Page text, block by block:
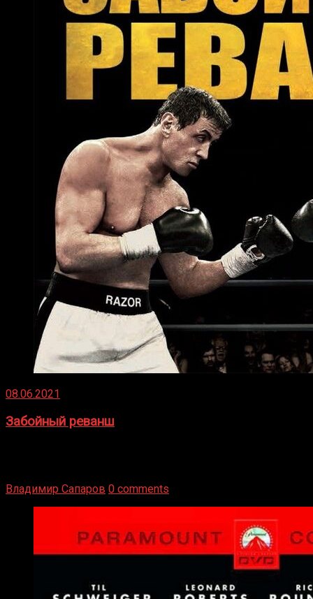
08.06.2021
Забойный реванш
Владимир Сапаров 0 comments